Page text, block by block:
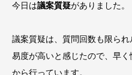
今日は議案質疑がありました。
議案質疑は、質問回数も限ら
易度が高いと感じたので、早
から行っています。